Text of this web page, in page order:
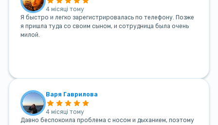
4 місяці тому
Я быстро и легко зарегистрировалась по телефону. Позже
я пришла туда со своим сыном, и сотрудница была очень
милой.
Варя Гаврилова
4 місяці тому
Давно беспокоила проблема с носом и дыханием, поэтому